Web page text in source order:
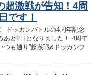
超激戦が告知！4周
です！
ドッカンバトルの4周年記念
あと2日となりました！ 4周年
も通り”超激戦&ドッカンフ